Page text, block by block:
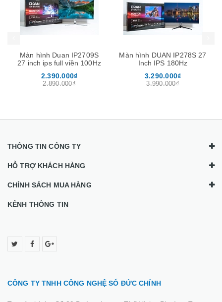
Màn hình Duan IP2709S
27 inch ips full viền 100Hz
2.390.000₫
2.890.000₫
Màn hình DUAN IP278S 27
Inch IPS 180Hz
3.290.000₫
3.990.000₫
Mua hàng Mua hàng
THÔNG TIN CÔNG TY
HỖ TRỢ KHÁCH HÀNG
CHÍNH SÁCH MUA HÀNG
KÊNH THÔNG TIN
CÔNG TY TNHH CÔNG NGHỆ SỐ ĐỨC CHÍNH